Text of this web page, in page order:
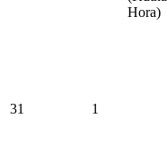
Hora)
31 1